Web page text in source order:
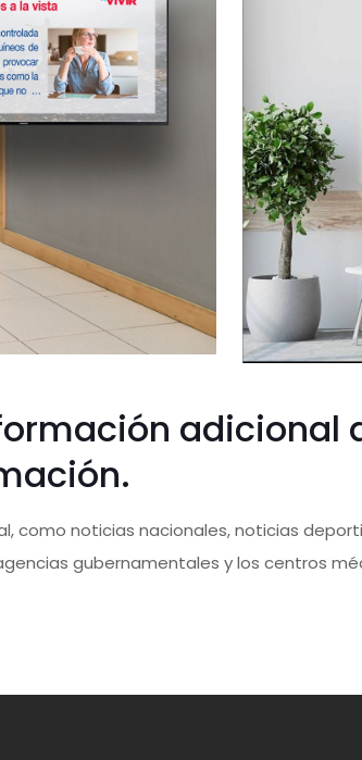
adicional
noticias nacionales, noticias
gubernamentales y los centros